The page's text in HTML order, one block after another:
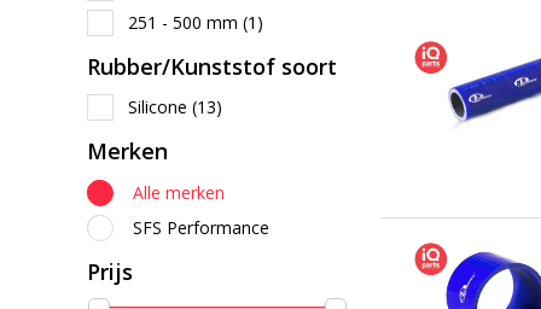
251 - 500 mm (1)
Rubber/Kunststof soort
Silicone (13)
Merken
Alle merken
SFS Performance
Prijs